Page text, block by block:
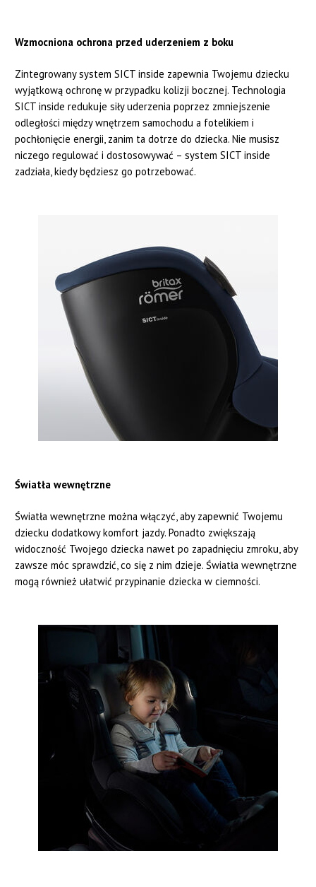
Wzmocniona ochrona przed uderzeniem z boku
Zintegrowany system SICT inside zapewnia Twojemu dziecku
wyjątkową ochronę w przypadku kolizji bocznej. Technologia
SICT inside redukuje siły uderzenia poprzez zmniejszenie
odległości między wnętrzem samochodu a fotelikiem i
pochłonięcie energii, zanim ta dotrze do dziecka. Nie musisz
niczego regulować i dostosowywać – system SICT inside
zadziała, kiedy będziesz go potrzebować.
Światła wewnętrzne
Światła wewnętrzne można włączyć, aby zapewnić Twojemu
dziecku dodatkowy komfort jazdy. Ponadto zwiększają
widoczność Twojego dziecka nawet po zapadnięciu zmroku, aby
zawsze móc sprawdzić, co się z nim dzieje. Światła wewnętrzne
mogą również ułatwić przypinanie dziecka w ciemności.